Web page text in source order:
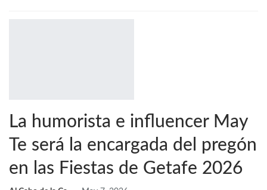
La humorista e influencer May
Te será la encargada del pregón
en las Fiestas de Getafe 2026